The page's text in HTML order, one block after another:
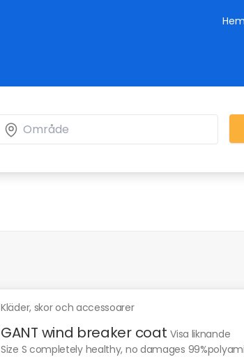
Hem
Kläder, skor och accessoarer
GANT wind breaker coat Visa liknande
Size S completely healthy, no damages